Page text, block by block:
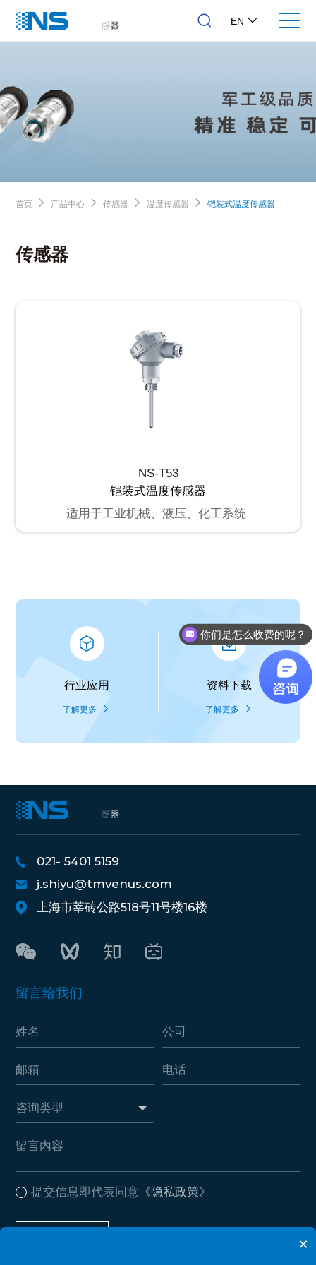
EN
首页 产品中心 传感器 温度传感器 铠装式温度传感器
传感器
NS-T53
铠装式温度传感器
适用于工业机械、液压、化工系统
行业应用
了解更多
资料下载
了解更多
021- 5401 5159
j.shiyu@tmvenus.com
上海市莘砖公路518号11号楼16楼
留言给我们
提交信息即代表同意 《隐私政策》
你们是怎么收费的呢？
×